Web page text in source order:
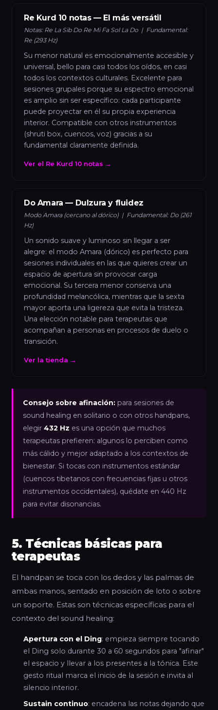
Re Kurd 10 notas — El más versátil
Notas: Re La Sib Do Re Mi Fa Sol La Do | Fundamental:
Re (293 Hz)
Su menor natural es emocionalmente accesible y
universal, bello para casi todos los oídos, en casi
todos los contextos culturales. Excelente para
sesiones grupales porque su espectro emocional
es amplio sin ser específico: cada participante
puede proyectar en él su propia experiencia
interior. Compatible con otros instrumentos
(shruti box, cuencos, voz) gracias a su
fundamental claramente definida.
Ver el Re Kurd 10 notas →
Do Amara — Dulzura y fluidez
Modo Amara (cercano al dórico) | Fundamental: Do (261
Hz)
Un sonido suave y luminoso sin llegar a ser
alegre: el modo Amara (dórico) es perfecto para
sesiones individuales en las que quieres crear un
espacio de apertura sin provocar carga
emocional. Su tercera menor conserva una
profundidad melancólica, mientras que la sexta
mayor aporta una ligereza que evita la tristeza.
Una elección notable para terapeutas que
acompañan a personas en procesos de duelo o
transición.
Ver la tienda →
Consejo sobre afinación: para sesiones de
sound healing en solitario o con otros handpans,
elegir 432 Hz es una opción que muchos
terapeutas prefieren: algunos lo perciben como
más cálido y mejor adaptado a los contextos de
bienestar. Si tocas con instrumentos estándar
(cuencos tibetanos con frecuencias fijas u otros
instrumentos occidentales), quédate en 440 Hz
para evitar disonancias.
5. Técnicas básicas para
terapeutas
El handpan se toca con los dedos y las palmas de
ambas manos, sentado en posición de loto o sobre
un soporte. Estas son técnicas específicas para el
contexto del sound healing:
Apertura con el Ding: empieza siempre tocando
el Ding solo durante 30 a 60 segundos para "afinar"
el espacio y llevar a los presentes a la tónica. Este
gesto ritual marca el inicio de la sesión e invita al
silencio interior.
Sustain continuo: encadena las notas dejando que